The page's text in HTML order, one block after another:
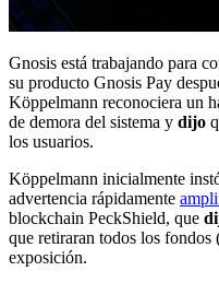
Gnosis está trabajando para
su producto Gnosis Pay
Köppelmann reconociera un
de demora del sistema y dijo
los usuarios.
Köppelmann inicialmente
advertencia rápidamente
blockchain PeckShield, que
que retiraran todos los
exposición.